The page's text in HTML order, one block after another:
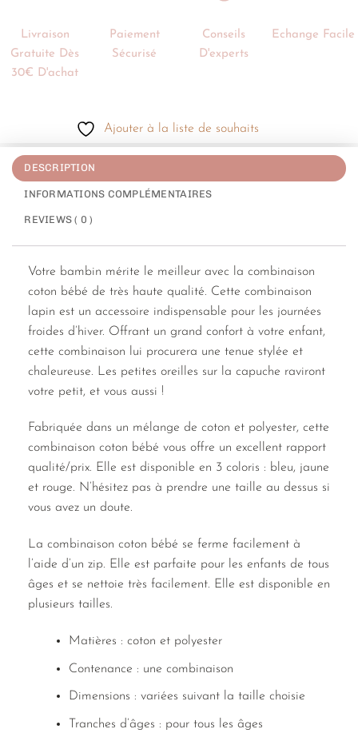
Livraison
Gratuite Dès
30€ D'achat
Paiement
Sécurisé
Conseils
D'experts
Echange Facile
Ajouter à la liste de souhaits
DESCRIPTION
INFORMATIONS COMPLÉMENTAIRES
REVIEWS ( 0 )
Votre bambin mérite le meilleur avec la combinaison
coton bébé de très haute qualité. Cette combinaison
lapin est un accessoire indispensable pour les journées
froides d’hiver. Offrant un grand confort à votre enfant,
cette combinaison lui procurera une tenue stylée et
chaleureuse. Les petites oreilles sur la capuche raviront
votre petit, et vous aussi !
Fabriquée dans un mélange de coton et polyester, cette
combinaison coton bébé vous offre un excellent rapport
qualité/prix. Elle est disponible en 3 coloris : bleu, jaune
et rouge. N’hésitez pas à prendre une taille au dessus si
vous avez un doute.
La combinaison coton bébé se ferme facilement à
l’aide d’un zip. Elle est parfaite pour les enfants de tous
âges et se nettoie très facilement. Elle est disponible en
plusieurs tailles.
Matières : coton et polyester
Contenance : une combinaison
Dimensions : variées suivant la taille choisie
Tranches d’âges : pour tous les âges